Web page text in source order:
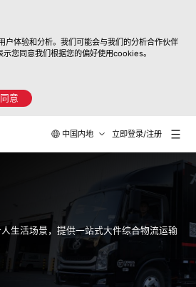
体验和分析。我们可能会与我们的分析合作伙伴
您同意我们根据您的偏好使用cookies。
同意
中国内地 立即登录/注册
生活场景，提供一站式大件综合物流运输